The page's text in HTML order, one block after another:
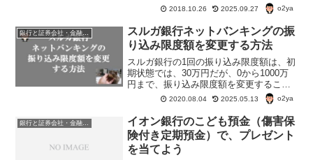
は、振込先を間違えた時の手続きのこと
だが、この手続き結構大変な様子。間違
えて振り込んだお金は戻ってこない場合
もあるらしい。
2018.10.26 2025.09.27 o2ya
スルガ銀行ネットバンキングの振
り込み限度額を変更する方法
スルガ銀行の1回の振り込み限度額は、初
期状態では、30万円だが、0から1000万
円まで、振り込み限度額を変更すること
ができる。ちなみに、1日の振り込み限度
額も同額。スルガ銀行は条件次第では10
回まで振込手数料が無料になるのでうま
く使おう。
2020.08.04 2025.05.13 o2ya
銀行と証券会社・金融商品
イオン銀行のこども預金（傷害保
険付き定期預金）で、プレゼント
を当てよう